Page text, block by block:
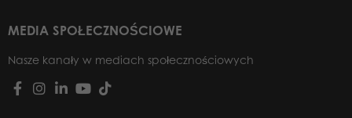
MEDIA SPOŁECZNOŚCIOWE
Nasze kanały w mediach społecznościowych